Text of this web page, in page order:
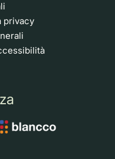
privacy